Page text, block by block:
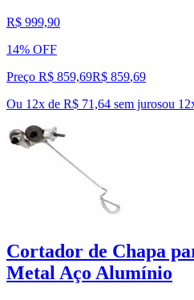
R$ 999,90
14% OFF
Preço R$ 859,69R$ 859,69
Ou 12x de R$ 71,64 sem jurosou 12
Cortador de Chapa
Metal Aço Alumínio